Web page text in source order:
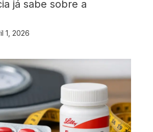
já sabe sobre a
1, 2026